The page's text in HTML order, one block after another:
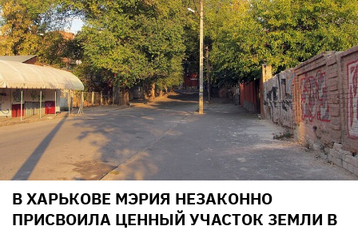
В ХАРЬКОВЕ МЭРИЯ НЕЗАКОННО
ПРИСВОИЛА ЦЕННЫЙ УЧАСТОК ЗЕМЛИ В